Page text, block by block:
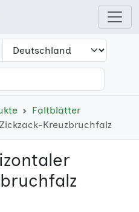
Open shops menu
Faltblätter
Kreuzbruchfalz